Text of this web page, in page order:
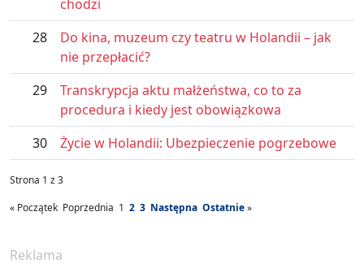
chodzi
28
Do kina, muzeum czy teatru w Holandii – jak
nie przepłacić?
29
Transkrypcja aktu małżeństwa, co to za
procedura i kiedy jest obowiązkowa
30
Życie w Holandii: Ubezpieczenie pogrzebowe
Strona 1 z 3
« Początek Poprzednia 1 2 3 Następna Ostatnie»
Reklama